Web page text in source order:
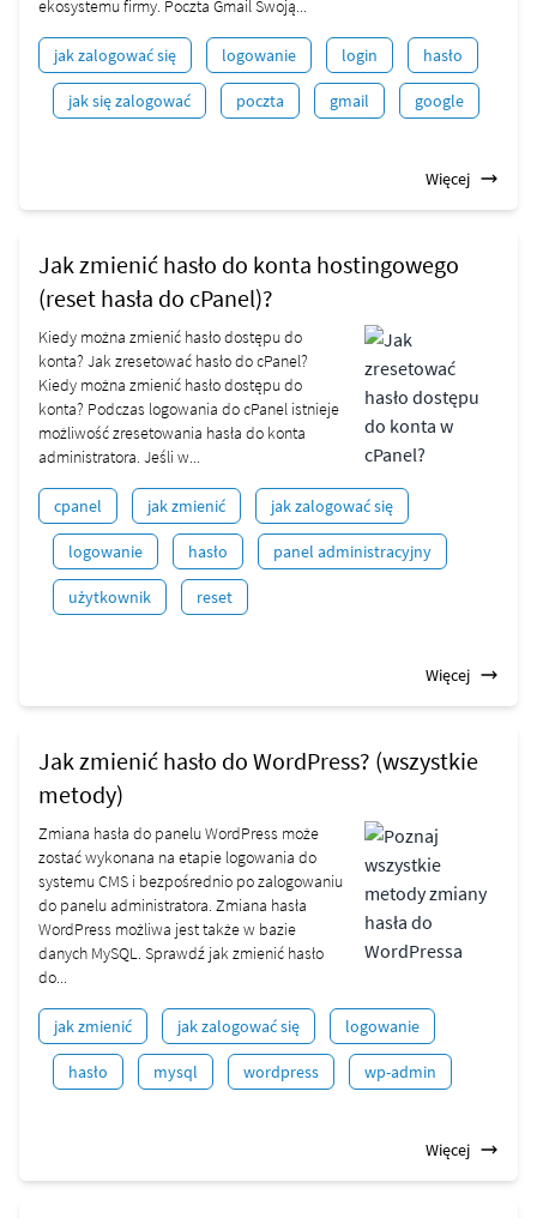
ekosystemu firmy. Poczta Gmail Swoją...
jak zalogować się logowanie login hasło
jak się zalogować poczta gmail google
Więcej
Jak zmienić hasło do konta hostingowego
(reset hasła do cPanel)?
Kiedy można zmienić hasło dostępu do
konta? Jak zresetować hasło do cPanel?
Kiedy można zmienić hasło dostępu do
konta? Podczas logowania do cPanel istnieje
możliwość zresetowania hasła do konta
administratora. Jeśli w...
cpanel jak zmienić jak zalogować się
logowanie hasło panel administracyjny
użytkownik reset
Więcej
Jak zmienić hasło do WordPress? (wszystkie
metody)
Zmiana hasła do panelu WordPress może
zostać wykonana na etapie logowania do
systemu CMS i bezpośrednio po zalogowaniu
do panelu administratora. Zmiana hasła
WordPress możliwa jest także w bazie
danych MySQL. Sprawdź jak zmienić hasło
do...
jak zmienić jak zalogować się logowanie
hasło mysql wordpress wp-admin
Więcej